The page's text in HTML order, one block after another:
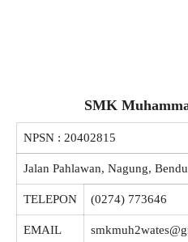
SMK
NPSN : 20402815
Jalan Pahlawan, Nagung,
TELEPON (0274) 773646
EMAIL